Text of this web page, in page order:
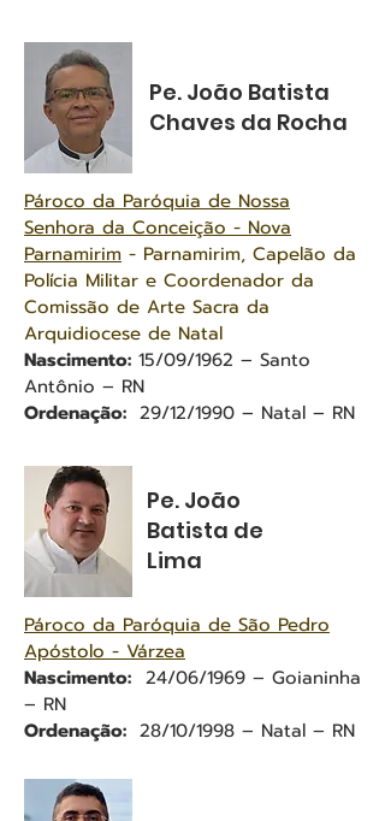
Pe. João Batista
Chaves da Rocha
Pároco da Paróquia de Nossa
Senhora da Conceição - Nova
Parnamirim - Parnamirim, Capelão da
Polícia Militar e Coordenador da
Comissão de Arte Sacra da
Arquidiocese de Natal
Nascimento: 15/09/1962 – Santo
Antônio – RN
Ordenação: 29/12/1990 – Natal – RN
Pe. João
Batista de
Lima
Pároco da Paróquia de São Pedro
Apóstolo - Várzea
Nascimento: 24/06/1969 – Goianinha
– RN
Ordenação: 28/10/1998 – Natal – RN